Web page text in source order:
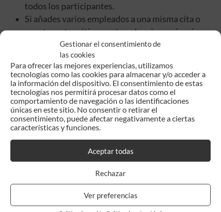
Gestionar el consentimiento de
las cookies
Para ofrecer las mejores experiencias, utilizamos
tecnologías como las cookies para almacenar y/o acceder a
la información del dispositivo. El consentimiento de estas
tecnologías nos permitirá procesar datos como el
comportamiento de navegación o las identificaciones
únicas en este sitio. No consentir o retirar el
consentimiento, puede afectar negativamente a ciertas
características y funciones.
Aceptar todas
Rechazar
Ver preferencias
todos los participantes.
Si añades varios empleados a una misma cita o
evento, automáticamente se les sincronizará en su
Google Calendar. Así estarán al día de todos los
Si marcas el estado de la cita o evento como:
Cancelada, cancelada por el centro, cancelada por
el cliente o eliminas la cita o evento, se eliminará
de Google Calendar y se les notificará a todos los
participantes que se a cancelado.
Generamos el enlace de